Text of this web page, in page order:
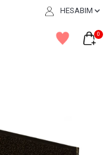
HESABIM
0